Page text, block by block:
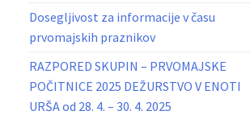
Dosegljivost za informacije v času
prvomajskih praznikov
RAZPORED SKUPIN – PRVOMAJSKE
POČITNICE 2025 DEŽURSTVO V ENOTI
URŠA od 28. 4. – 30. 4. 2025